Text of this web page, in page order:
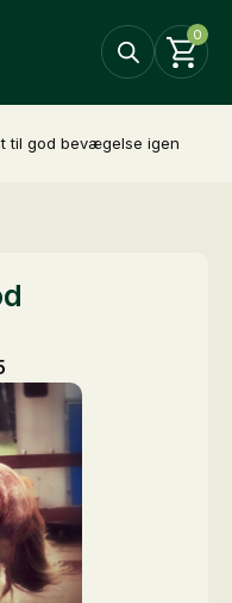
0
til god bevægelse igen